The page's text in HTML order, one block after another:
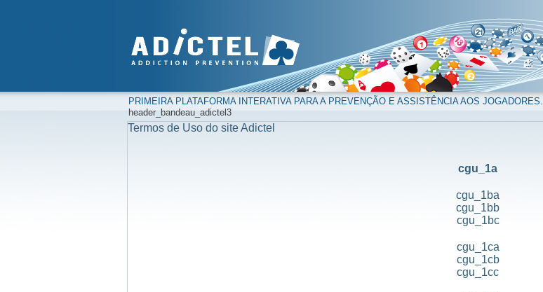
PRIMEIRA PLATAFORMA INTERATIVA PARA A PREVENÇÃO E ASSISTÊNCIA AOS JOGADORES.
header_bandeau_adictel3
Termos de Uso do site Adictel
cgu_1a
cgu_1ba
cgu_1bb
cgu_1bc
cgu_1ca
cgu_1cb
cgu_1cc